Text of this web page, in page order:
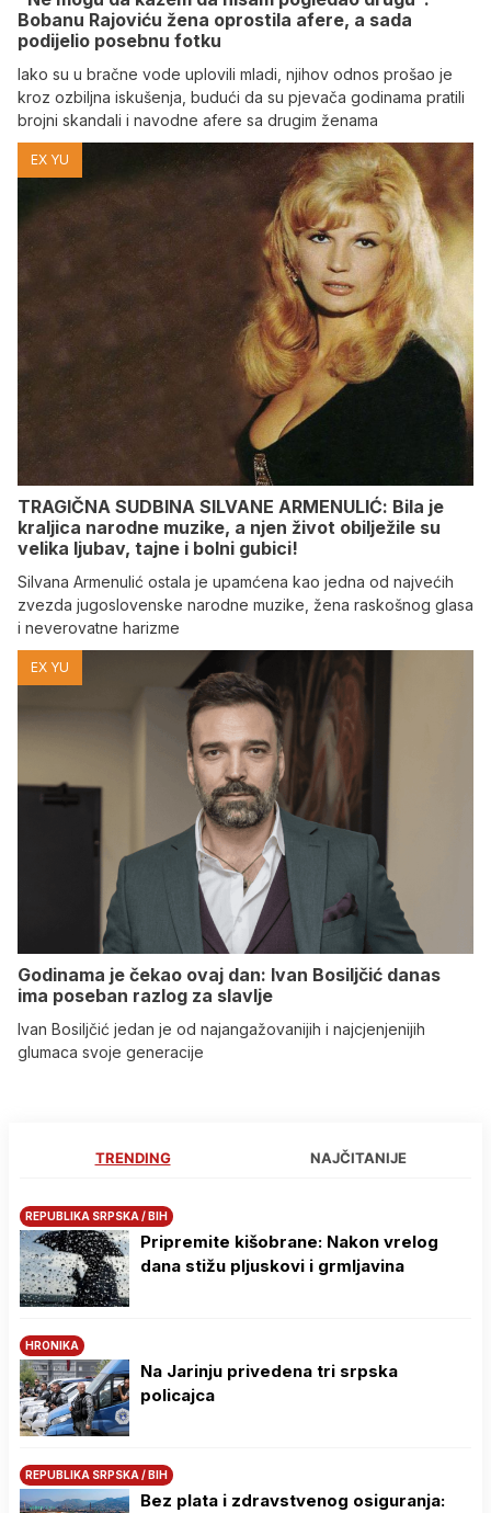
Bobanu Rajoviću žena oprostila afere, a sada
podijelio posebnu fotku
Iako su u bračne vode uplovili mladi, njihov odnos prošao je
kroz ozbiljna iskušenja, budući da su pjevača godinama pratili
brojni skandali i navodne afere sa drugim ženama
EX YU
TRAGIČNA SUDBINA SILVANE ARMENULIĆ: Bila je
kraljica narodne muzike, a njen život obilježile su
velika ljubav, tajne i bolni gubici!
Silvana Armenulić ostala je upamćena kao jedna od najvećih
zvezda jugoslovenske narodne muzike, žena raskošnog glasa
i neverovatne harizme
EX YU
Godinama je čekao ovaj dan: Ivan Bosiljčić danas
ima poseban razlog za slavlje
Ivan Bosiljčić jedan je od najangažovanijih i najcjenjenijih
glumaca svoje generacije
TRENDING NAJČITANIJE
REPUBLIKA SRPSKA / BIH
Pripremite kišobrane: Nakon vrelog
dana stižu pljuskovi i grmljavina
HRONIKA
Na Јarinju privedena tri srpska
policajca
REPUBLIKA SRPSKA / BIH
Bez plata i zdravstvenog osiguranja: